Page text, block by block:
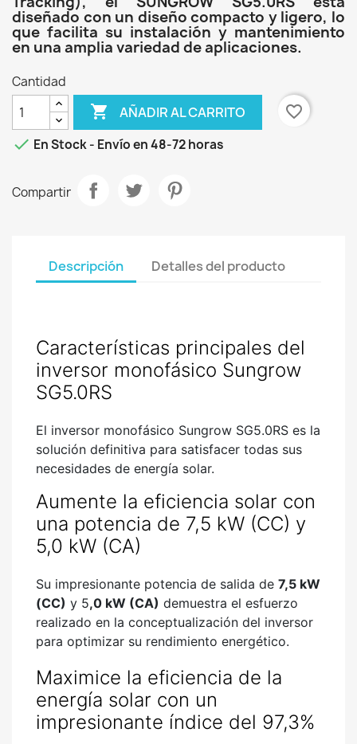
diseñado con un diseño compacto y ligero, lo
que facilita su instalación y mantenimiento
en una amplia variedad de aplicaciones.
Cantidad
 AÑADIR AL CARRITO
favorite_border
 En Stock - Envío en 48-72 horas
Compartir
Descripción Detalles del producto
Características principales del
inversor monofásico Sungrow
SG5.0RS
El inversor monofásico Sungrow SG5.0RS es la
solución definitiva para satisfacer todas sus
necesidades de energía solar.
Aumente la eficiencia solar con
una potencia de 7,5 kW (CC) y
5,0 kW (CA)
Su impresionante potencia de salida de 7,5 kW
(CC) y 5,0 kW (CA) demuestra el esfuerzo
realizado en la conceptualización del inversor
para optimizar su rendimiento energético.
Maximice la eficiencia de la
energía solar con un
impresionante índice del 97,3%